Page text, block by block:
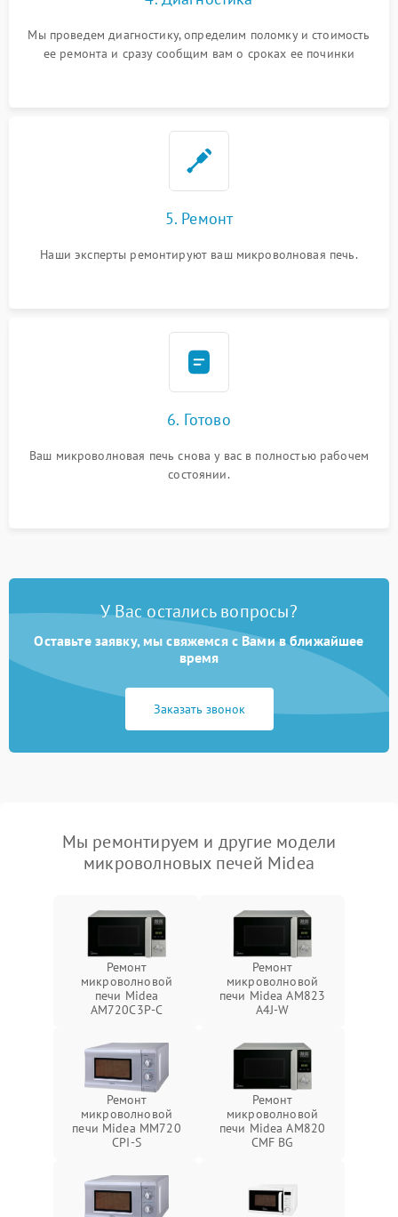
Мы проведем диагностику, определим поломку и стоимость
ее ремонта и сразу сообщим вам о сроках ее починки
5. Ремонт
Наши эксперты ремонтируют ваш микроволновая печь.
6. Готово
Ваш микроволновая печь снова у вас в полностью рабочем
состоянии.
У Вас остались вопросы?
Оставьте заявку, мы свяжемся с Вами в ближайшее
время
Заказать звонок
Мы ремонтируем и другие модели
микроволновых печей Midea
Ремонт
микроволновой
печи Midea
AM720C3P-C
Ремонт
микроволновой
печи Midea AM823
A4J-W
Ремонт
микроволновой
печи Midea MM720
CPI-S
Ремонт
микроволновой
печи Midea AM820
CMF BG